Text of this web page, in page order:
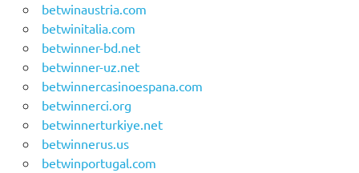
betwinaustria.com
betwinitalia.com
betwinner-bd.net
betwinner-uz.net
betwinnercasinoespana.com
betwinnerci.org
betwinnerturkiye.net
betwinnerus.us
betwinportugal.com